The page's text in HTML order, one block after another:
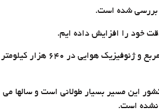
شهیدی با تشریح بخشی از عملکرد سازمان زمین شناسی ادامه داد: در دهه ۹۰ انجام اکتشافات به میزان ۵۵۰ هزار کیلومتر
معدن شده اند اما در کشور این مسیر بسیار طولانی است و سالها می